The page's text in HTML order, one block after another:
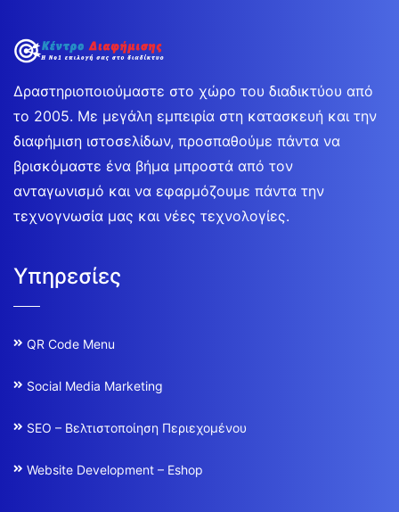
Δραστηριοποιούμαστε στο χώρο του διαδικτύου από
το 2005. Με μεγάλη εμπειρία στη κατασκευή και την
διαφήμιση ιστοσελίδων, προσπαθούμε πάντα να
βρισκόμαστε ένα βήμα μπροστά από τον
ανταγωνισμό και να εφαρμόζουμε πάντα την
τεχνογνωσία μας και νέες τεχνολογίες.
Υπηρεσίες
QR Code Menu
Social Media Marketing
SEO – Βελτιστοποίηση Περιεχομένου
Website Development – Eshop